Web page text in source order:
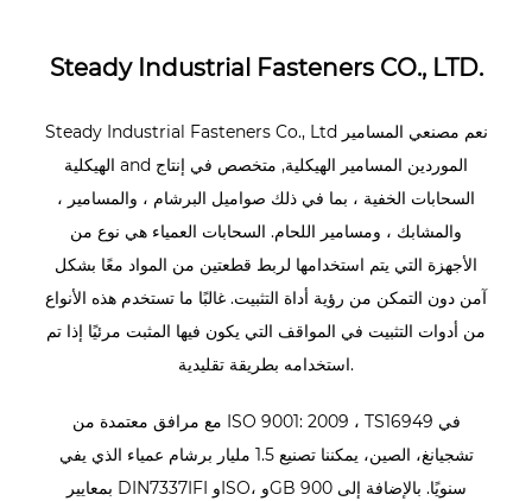
Steady Industrial Fasteners CO., LTD.
Steady Industrial Fasteners Co., Ltd نعم مصنعي المسامير
الهيكلية and الموردين المسامير الهيكلية, متخصص في إنتاج
السحابات الخفية ، بما في ذلك صواميل البرشام ، والمسامير ،
والمشابك ، ومسامير اللحام. السحابات العمياء هي نوع من
الأجهزة التي يتم استخدامها لربط قطعتين من المواد معًا بشكل
آمن دون التمكن من رؤية أداة التثبيت. غالبًا ما تستخدم هذه الأنواع
من أدوات التثبيت في المواقف التي يكون فيها المثبت مرئيًا إذا تم
استخدامه بطريقة تقليدية.
مع مرافق معتمدة من ISO 9001: 2009 ، TS16949 في
تشجيانغ، الصين، يمكننا تصنيع 1.5 مليار برشام عمياء الذي يفي
بمعايير DIN7337IFI وISO، وGB سنويًا. بالإضافة إلى 900